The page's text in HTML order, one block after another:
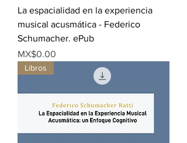
La espacialidad en la experiencia
musical acusmática - Federico
Schumacher. ePub
Price
MX$0.00
Libros